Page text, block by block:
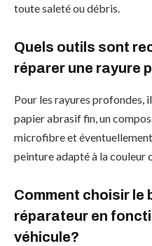
toute saleté ou débris.
Quels outils sont
réparer une rayure
Pour les rayures profondes,
papier abrasif fin, un
microfibre et
peinture adapté à la couleur
Comment choisir le
réparateur en
véhicule?